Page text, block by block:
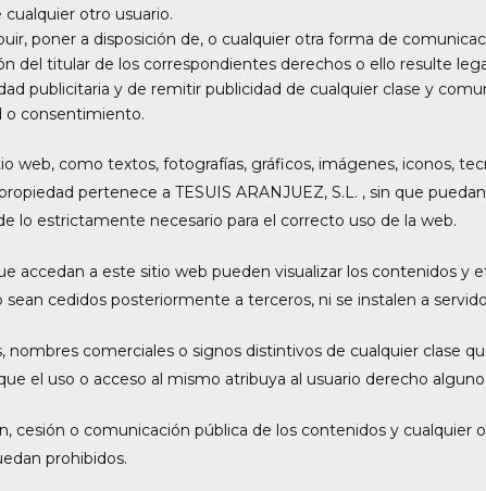
otro usuario.
poner a disposición de, o cualquier otra forma de
del titular de los correspondientes derechos o ello resulte
publicitaria y de remitir publicidad de cualquier clase y
o consentimiento.
web, como textos, fotografías, gráficos, imágenes, iconos,
pertenece a TESUIS ARANJUEZ, S.L. , sin que
lo estrictamente necesario para el correcto uso de la web.
accedan a este sitio web pueden visualizar los contenidos y
cedidos posteriormente a terceros, ni se instalen a
nombres comerciales o signos distintivos de cualquier clase
el uso o acceso al mismo atribuya al usuario derecho
cesión o comunicación pública de los contenidos y
prohibidos.